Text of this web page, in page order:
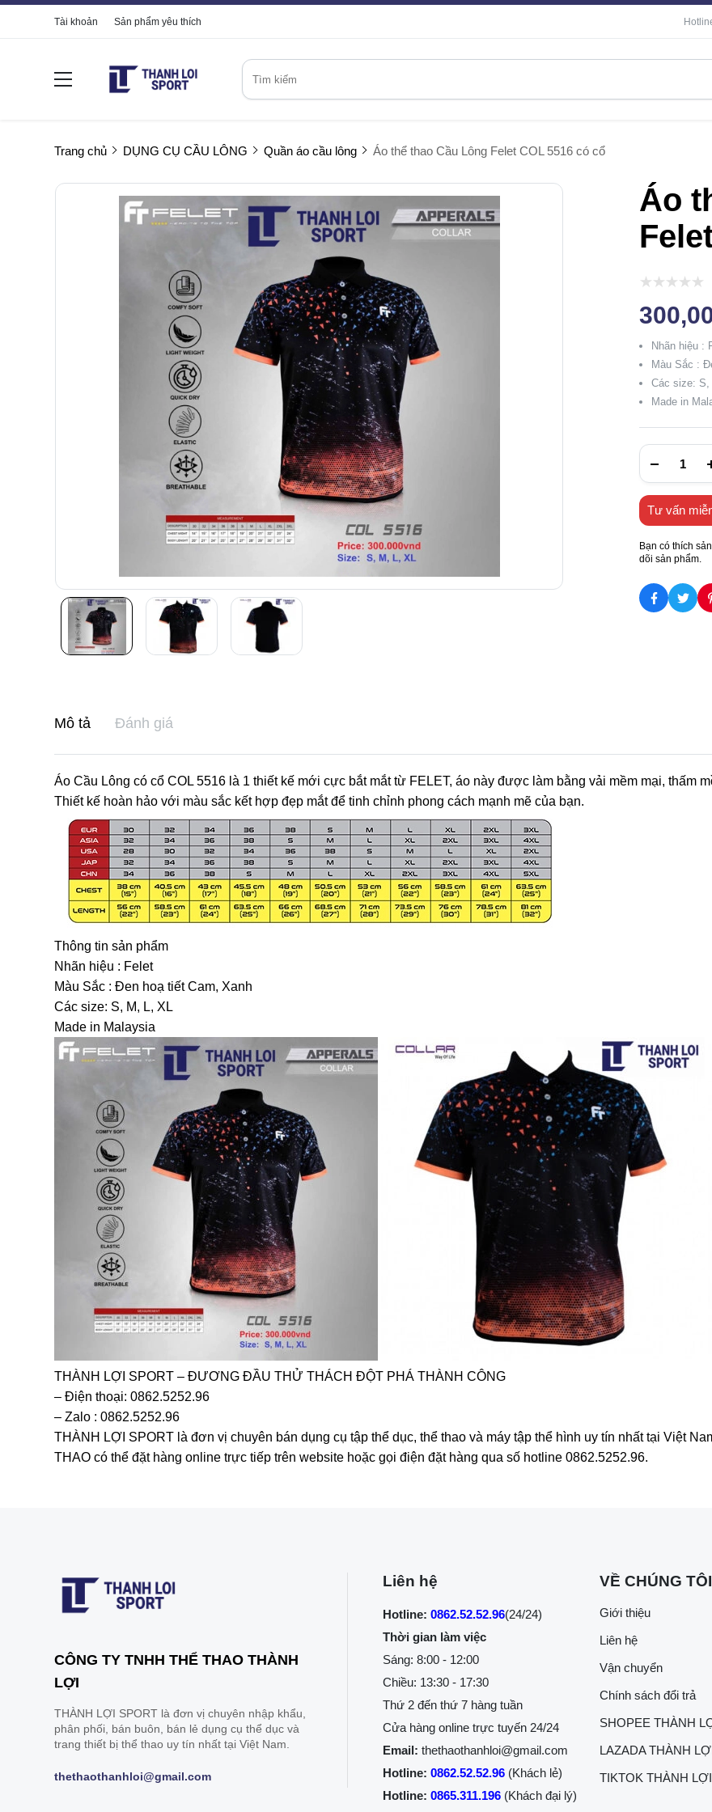
Tài khoản Sản phẩm yêu thích
Trang chủ DỤNG CỤ CẦU LÔNG Quần áo cầu lông Áo thể thao Cầu Lông Felet COL 5516 có cổ
Áo
Nhãn hiệu :
Màu Sắc :
Các size:
Made in
Tư vấn
Bạn có thích
dõi sản phẩm.
Mô tả Đánh giá
Áo Cầu Lông có cổ COL 5516 là 1 thiết kế mới cực bắt mắt từ FELET, áo này được làm bằng vải mềm mại, thấm
Thiết kế hoàn hảo với màu sắc kết hợp đẹp mắt để tinh chỉnh phong cách mạnh mẽ của bạn.
Thông tin sản phẩm
Nhãn hiệu : Felet
Màu Sắc : Đen hoạ tiết Cam, Xanh
Các size: S, M, L, XL
Made in Malaysia
THÀNH LỢI SPORT – ĐƯƠNG ĐẦU THỬ THÁCH ĐỘT PHÁ THÀNH CÔNG
– Điện thoại: 0862.5252.96
– Zalo : 0862.5252.96
THÀNH LỢI SPORT là đơn vị chuyên bán dụng cụ tập thể dục, thể thao và máy tập thể hình uy tín nhất tại Việt
THAO có thể đặt hàng online trực tiếp trên website hoặc gọi điện đặt hàng qua số hotline 0862.5252.96.
CÔNG TY TNHH THỂ THAO THÀNH
LỢI
THÀNH LỢI SPORT là đơn vị chuyên nhập khẩu,
phân phối, bán buôn, bán lẻ dụng cụ thể dục và
trang thiết bị thể thao uy tín nhất tại Việt Nam.
thethaothanhloi@gmail.com
Liên hệ
Hotline: 0862.52.52.96(24/24)
Thời gian làm việc
Sáng: 8:00 - 12:00
Chiều: 13:30 - 17:30
Thứ 2 đến thứ 7 hàng tuần
Cửa hàng online trực tuyến 24/24
Email: thethaothanhloi@gmail.com
Hotline: 0862.52.52.96 (Khách lẻ)
Hotline: 0865.311.196 (Khách đại lý)
VỀ CHÚNG TÔI
Giới thiệu
Liên hệ
Vận chuyển
Chính sách đổi trả
SHOPEE THÀNH
LAZADA THÀNH
TIKTOK THÀNH